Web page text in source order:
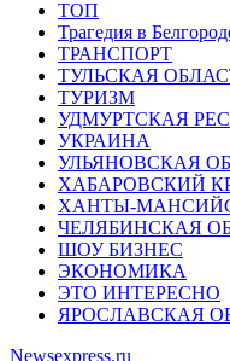
ТОП
Трагедия в
ТРАНСПОРТ
ТУЛЬСКАЯ
ТУРИЗМ
УДМУРТСКАЯ
УКРАИНА
УЛЬЯНОВСКАЯ
ХАБАРОВСКИЙ
ХАНТЫ-
ЧЕЛЯБИНСКАЯ
ШОУ БИЗНЕС
ЭКОНОМИКА
ЭТО ИНТЕРЕСНО
ЯРОСЛАВСКАЯ
Newsexpress.ru